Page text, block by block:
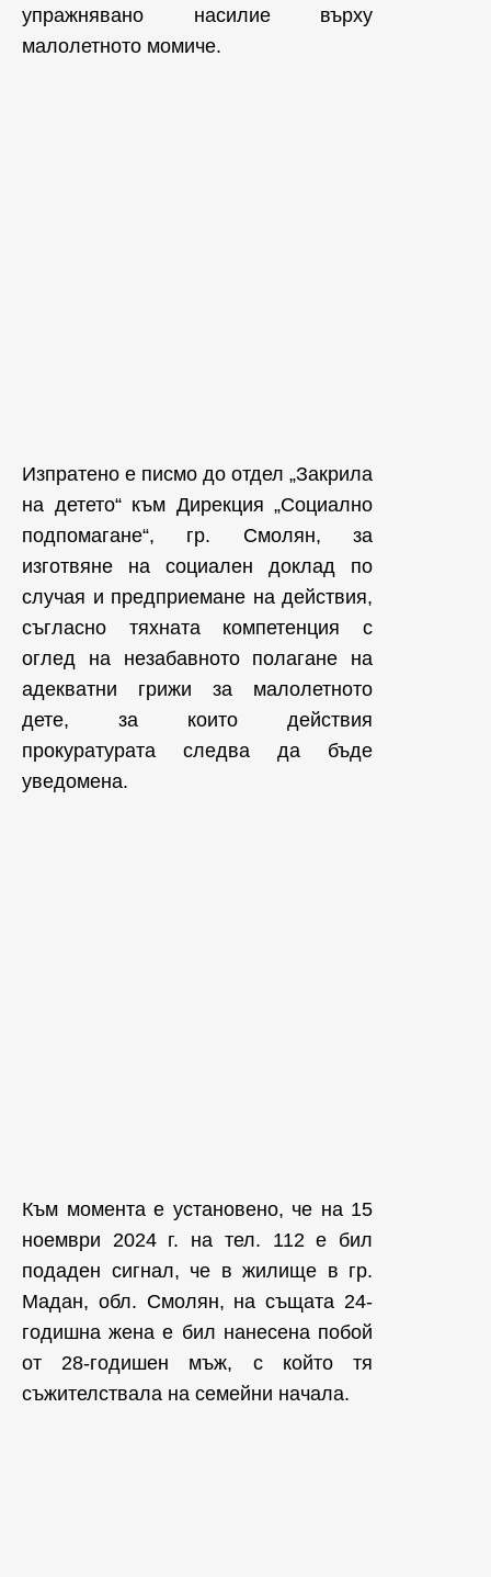
упражнявано насилие върху
малолетното момиче.
Изпратено е писмо до отдел „Закрила
на детето“ към Дирекция „Социално
подпомагане“, гр. Смолян, за
изготвяне на социален доклад по
случая и предприемане на действия,
съгласно тяхната компетенция с
оглед на незабавното полагане на
адекватни грижи за малолетното
дете, за които действия
прокуратурата следва да бъде
уведомена.
Към момента е установено, че на 15
ноември 2024 г. на тел. 112 е бил
подаден сигнал, че в жилище в гр.
Мадан, обл. Смолян, на същата 24-
годишна жена е бил нанесена побой
от 28-годишен мъж, с който тя
съжителствала на семейни начала.